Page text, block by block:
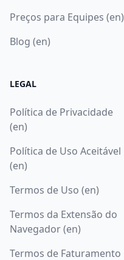
Preços para Equipes (en)
Blog (en)
LEGAL
Política de Privacidade
(en)
Política de Uso Aceitável
(en)
Termos de Uso (en)
Termos da Extensão do
Navegador (en)
Termos de Faturamento